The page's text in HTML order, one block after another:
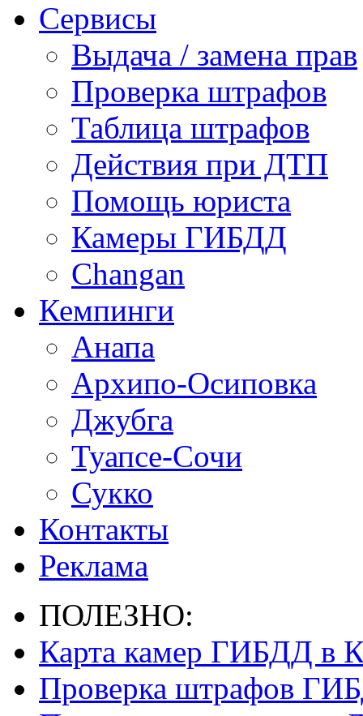
Сервисы
Выдача / замена прав
Проверка штрафов
Таблица штрафов
Действия при ДТП
Помощь юриста
Камеры ГИБДД
Сhangan
Кемпинги
Анапа
Архипо-Осиповка
Джубга
Туапсе-Сочи
Сукко
Контакты
Реклама
ПОЛЕЗНО:
Карта камер ГИБДД в
Проверка штрафов